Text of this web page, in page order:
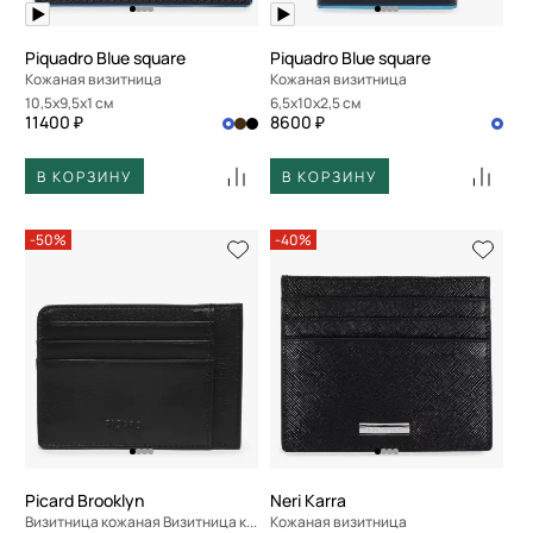
Piquadro Blue square
Кожаная визитница
10,5x9,5x1 см
11400 ₽
В КОРЗИНУ
Piquadro Blue square
Кожаная визитница
6,5x10x2,5 см
8600 ₽
В КОРЗИНУ
-50%
Picard Brooklyn
Визитница кожаная Визитница кожаная
-40%
Neri Karra
Кожаная визитница